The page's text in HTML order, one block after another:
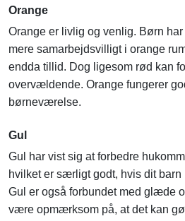
Orange
Orange er livlig og venlig. Børn
mere samarbejdsvilligt i orange
endda tillid. Dog ligesom rød kan
overvældende. Orange fungerer
børneværelse.
Gul
Gul har vist sig at forbedre
hvilket er særligt godt, hvis dit
Gul er også forbundet med glæde
være opmærksom på, at det kan